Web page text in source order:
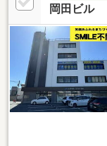
岡田ビル